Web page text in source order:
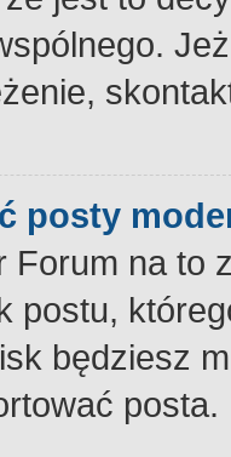
posty
Forum na to
postu,
będziesz
posta.